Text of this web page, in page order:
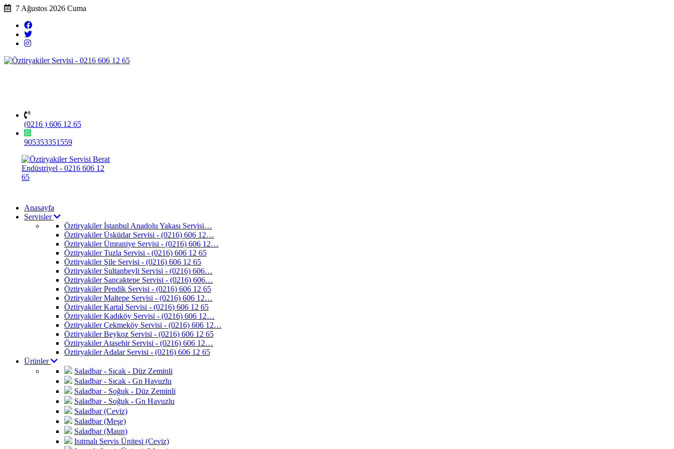
7 Ağustos 2026 Cuma
(0216 ) 606 12 65
905353351559
Anasayfa
Servisler
Öztiryakiler İstanbul Anadolu Yakası Servisi…
Öztiryakiler Üsküdar Servisi - (0216) 606 12…
Öztiryakiler Ümraniye Servisi - (0216) 606 12…
Öztiryakiler Tuzla Servisi - (0216) 606 12 65
Öztiryakiler Şile Servisi - (0216) 606 12 65
Öztiryakiler Sultanbeyli Servisi - (0216) 606…
Öztiryakiler Sancaktepe Servisi - (0216) 606…
Öztiryakiler Pendik Servisi - (0216) 606 12 65
Öztiryakiler Maltepe Servisi - (0216) 606 12…
Öztiryakiler Kartal Servisi - (0216) 606 12 65
Öztiryakiler Kadıköy Servisi - (0216) 606 12…
Öztiryakiler Çekmeköy Servisi - (0216) 606 12…
Öztiryakiler Beykoz Servisi - (0216) 606 12 65
Öztiryakiler Ataşehir Servisi - (0216) 606 12…
Öztiryakiler Adalar Servisi - (0216) 606 12 65
Ürünler
Saladbar - Sıcak - Düz Zeminli
Saladbar - Sıcak - Gn Havuzlu
Saladbar - Soğuk - Düz Zeminli
Saladbar - Soğuk - Gn Havuzlu
Saladbar (Ceviz)
Saladbar (Meşe)
Saladbar (Maun)
Isıtmalı Servis Ünitesi (Ceviz)